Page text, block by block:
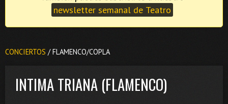
newsletter semanal de Teatro
CONCIERTOS / FLAMENCO/COPLA
INTIMA TRIANA (FLAMENCO)